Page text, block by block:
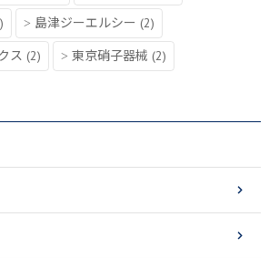
島津ジーエルシー (2)
ス (2) 東京硝子器械 (2)